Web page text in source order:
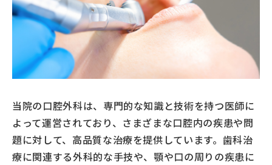
当院の口腔外科は、専門的な知識と技術を持つ医師に
よって運営されており、さまざまな口腔内の疾患や問
題に対して、高品質な治療を提供しています。歯科治
療に関連する外科的な手技や、顎や口の周りの疾患に